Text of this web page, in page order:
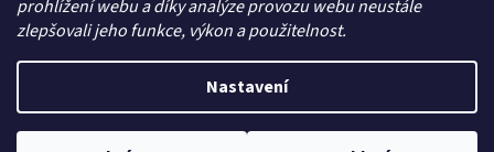
prohlížení webu a díky analýze provozu webu neustále
zlepšovali jeho funkce, výkon a použitelnost.
Nastavení
Vytvořil Shoptet
Epřístroje.cz. Všechna práva vyhrazena.
nastavení cookies